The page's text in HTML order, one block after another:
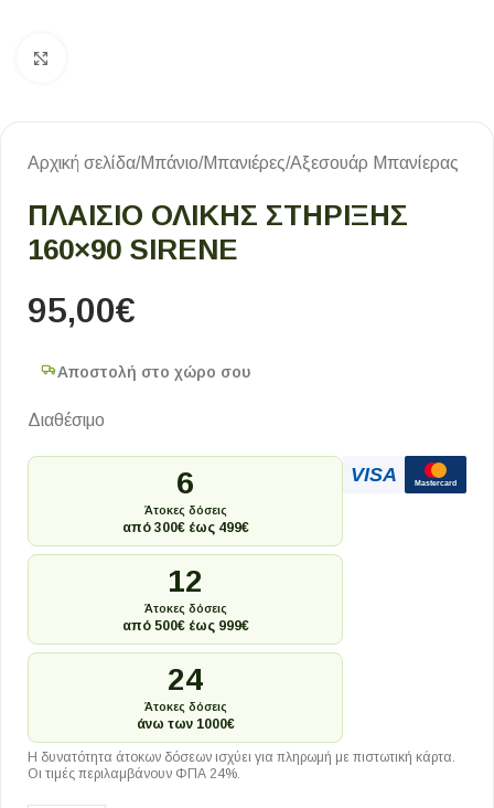
Αρχική σελίδα/Μπάνιο/Μπανιέρες/Αξεσουάρ Μπανίερας
ΠΛΑΊΣΙΟ ΟΛΙΚΉΣ ΣΤΉΡΙΞΗΣ
160×90 SIRENE
95,00€
Αποστολή στο χώρο σου
Διαθέσιμο
6
Άτοκες δόσεις
από 300€ έως 499€
12
Άτοκες δόσεις
από 500€ έως 999€
24
Άτοκες δόσεις
άνω των 1000€
VISA Mastercard
Η δυνατότητα άτοκων δόσεων ισχύει για πληρωμή με πιστωτική κάρτα.
Οι τιμές περιλαμβάνουν ΦΠΑ 24%.